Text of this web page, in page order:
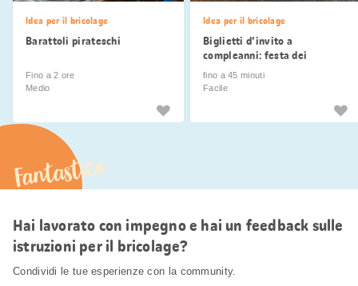
Idea per il bricolage
Barattoli pirateschi
Fino a 2 ore
Medio
Idea per il bricolage
Biglietti d'invito a
compleanni: festa dei
detective
fino a 45 minuti
Facile
Fantastico
Hai lavorato con impegno e hai un feedback sulle
istruzioni per il bricolage?
Condividi le tue esperienze con la community.